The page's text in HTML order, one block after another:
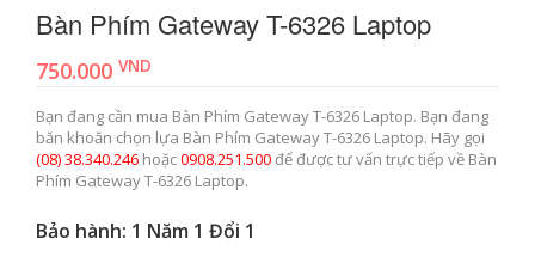
Bàn Phím Gateway T-6326 Laptop
750.000 VND
Bạn đang cần mua Bàn Phím Gateway T-6326 Laptop. Bạn đang
băn khoăn chọn lựa Bàn Phím Gateway T-6326 Laptop. Hãy gọi
(08) 38.340.246 hoặc0908.251.500để được tư vấn trực tiếp về Bàn
Phím Gateway T-6326 Laptop.
Bảo hành: 1 Năm 1 Đổi 1